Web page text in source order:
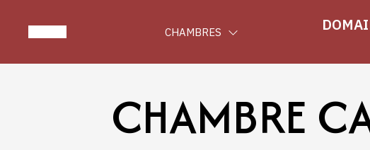
CHAMBRES
CHAMBRE